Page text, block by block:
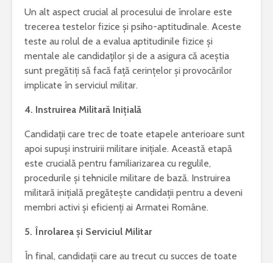
Un alt aspect crucial al procesului de înrolare este
trecerea testelor fizice și psiho-aptitudinale. Aceste
teste au rolul de a evalua aptitudinile fizice și
mentale ale candidaților și de a asigura că aceștia
sunt pregătiți să facă față cerințelor și provocărilor
implicate în serviciul militar.
4. Instruirea Militară Inițială
Candidații care trec de toate etapele anterioare sunt
apoi supuși instruirii militare inițiale. Această etapă
este crucială pentru familiarizarea cu regulile,
procedurile și tehnicile militare de bază. Instruirea
militară inițială pregătește candidații pentru a deveni
membri activi și eficienți ai Armatei Române.
5. Înrolarea și Serviciul Militar
În final, candidații care au trecut cu succes de toate
instrument care ti se potriveste
Text argumentativ despre iubire
cei mai